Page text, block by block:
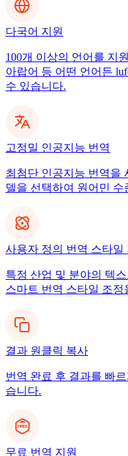
다국어 지원
100개 이상의 언어를 지
아랍어 등 어떤 언어든
수 있습니다.
고정밀 인공지능 번역
최첨단 인공지능 번역을
델을 선택하여 원어민
사용자 정의 번역 스타일
특정 산업 및 분야의 텍
스마트 번역 스타일 조정
결과 원클릭 복사
번역 완료 후 결과를 빠
습니다.
무료 번역 지원